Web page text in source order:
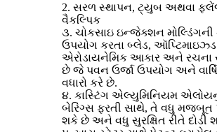
2. સરળ સ્થાપન, ટ્યુબ અથવા
વૈકલ્પિક
૩. ચોકસાઇ ઇન્જેક્શન મોલ્ડિંગની
ઉપયોગ કરતા બ્લેડ, ઑપ્ટિમાઇઝ્ડ
એરોડાયનેમિક આકાર અને રચના
છે જે પવન ઉર્જા ઉપયોગ અને
વધારો કરે છે.
૪. કાસ્ટિંગ એલ્યુમિનિયમ
બેરિંગ્સ ફરતી સાથે, તે વધુ મજબૂત
શકે છે અને વધુ સુરક્ષિત રીતે દોડી